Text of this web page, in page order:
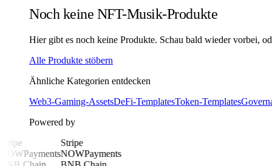
Noch keine NFT-Musik-Produkte
Hier gibt es noch keine Produkte. Schau bald wieder vorbei,
Alle Produkte stöbern
Ähnliche Kategorien entdecken
Web3-Gaming-AssetsDeFi-TemplatesToken-Templates
Powered by
Stripe
NOWPayments